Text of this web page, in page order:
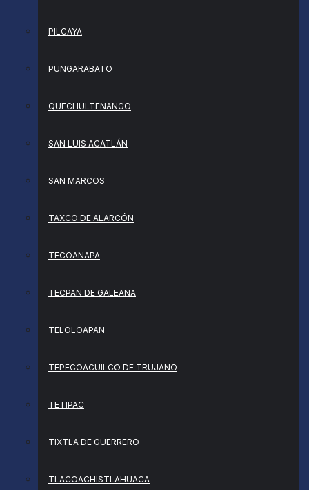
PILCAYA
PUNGARABATO
QUECHULTENANGO
SAN LUIS ACATLÁN
SAN MARCOS
TAXCO DE ALARCÓN
TECOANAPA
TECPAN DE GALEANA
TELOLOAPAN
TEPECOACUILCO DE TRUJANO
TETIPAC
TIXTLA DE GUERRERO
TLACOACHISTLAHUACA